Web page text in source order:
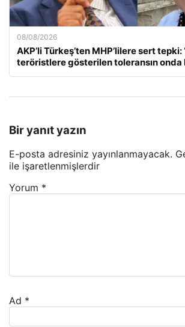
08/08/2026
AKP’li Türkeş’ten MHP’lilere sert tepki:
teröristlere gösterilen toleransın onda
Bir yanıt yazın
E-posta adresiniz yayınlanmayacak.
ile işaretlenmişlerdir
Yorum *
Ad *